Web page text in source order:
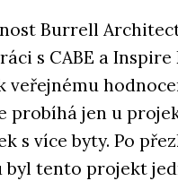
Burrell
s CABE a Inspire
veřejnému
probíhá jen u
s více byty. Po
byl tento projekt